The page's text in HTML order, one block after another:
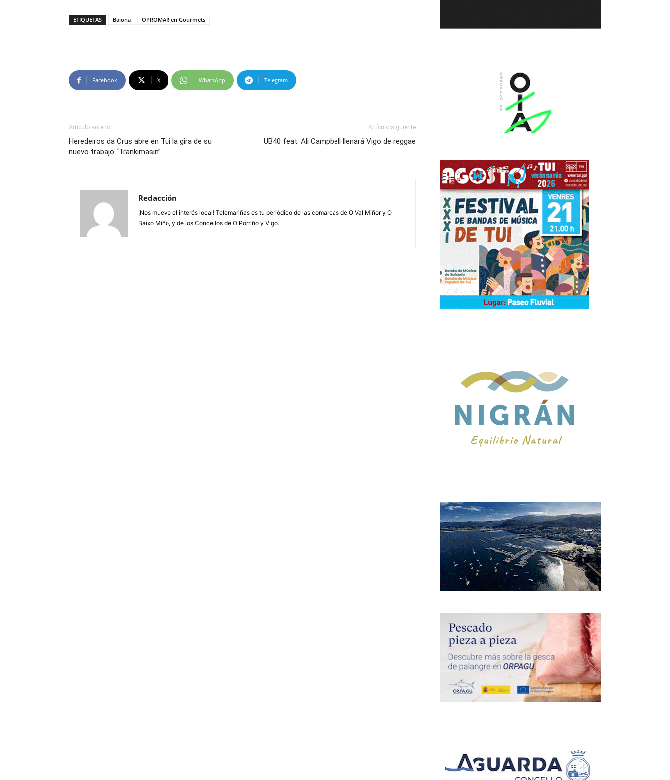
ETIQUETAS Baiona OPROMAR en Gourmets
Facebook X WhatsApp Telegram
Artículo anterior
Heredeiros da Crus abre en Tui la gira de su
nuevo trabajo “Trankimasin”
Artículo siguiente
UB40 feat. Ali Campbell llenará Vigo de reggae
Redacción
¡Nos mueve el interés local! Telemariñas es tu periódico de las comarcas de O Val Miñor y O
Baixo Miño, y de los Concellos de O Porriño y Vigo.